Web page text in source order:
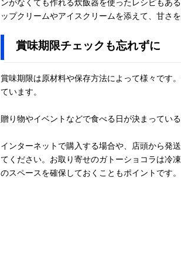
ンがなくても作れる炊飯器を使ったレシピもあ
ップクリームやアイスクリームを添えて、甘さ
賞味期限チェックも忘れずに
賞味期限は原材料や保存方法によって様々です
ています。
贈り物やイベントなどで食べる日が決まってい
インターネットで購入する場合や、店頭から発
てください。お取り寄せのガトーショコラは冷
のスペースを確保しておくこともポイントです。